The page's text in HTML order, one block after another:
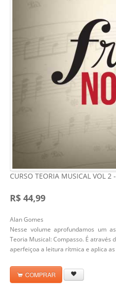
CURSO TEORIA MUSICAL VOL
R$ 44,99
Alan Gomes
Nesse volume aprofundamos um
Teoria Musical: Compasso. É através
aperfeiçoa a leitura rítmica e aplica
COMPRAR